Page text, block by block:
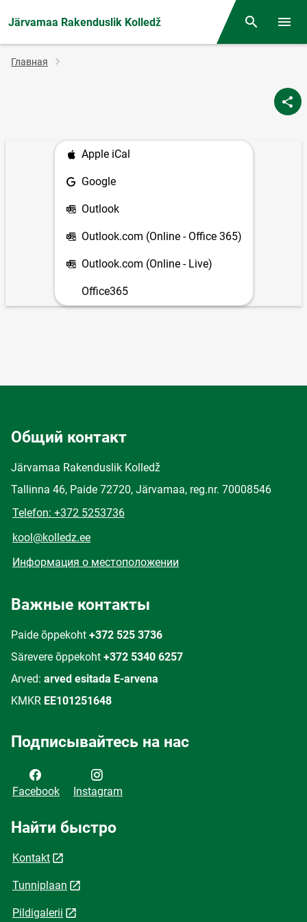
Järvamaa Rakenduslik Kolledž Поиск
Строка
Главная
Apple iCal
Google
Outlook
Outlook.com (Online - Office 365)
Outlook.com (Online - Live)
Office365
Общий контакт
Järvamaa Rakenduslik Kolledž
Tallinna 46, Paide 72720, Järvamaa, reg.nr. 70008546
Telefon: +372 5253736
kool@kolledz.ee
Информация о местоположении
Важные контакты
Paide õppekoht +372 525 3736
Särevere õppekoht +372 5340 6257
Arved: arved esitada E-arvena
KMKR EE101251648
Подписывайтесь на нас
Facebook Instagram
Найти быстро
Kontakt
Tunniplaan
Pildigalerii